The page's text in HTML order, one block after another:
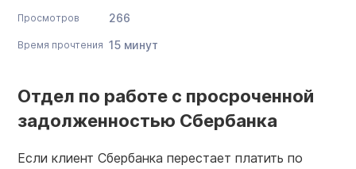
Просмотров 266
Время прочтения 15 минут
Отдел по работе с просроченной
задолженностью Сбербанка
Если клиент Сбербанка перестает платить по